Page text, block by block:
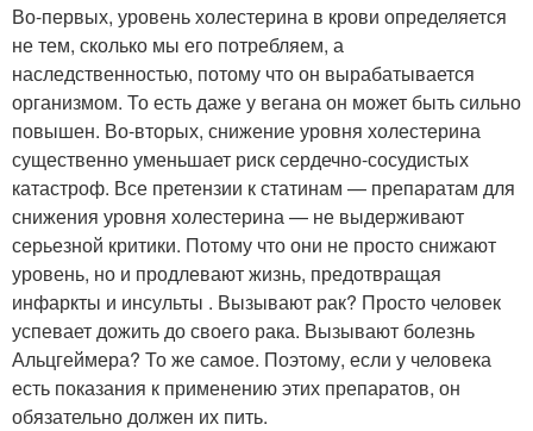
Во-первых, уровень холестерина в крови определяется
не тем, сколько мы его потребляем, а
наследственностью, потому что он вырабатывается
организмом. То есть даже у вегана он может быть сильно
повышен. Во-вторых, снижение уровня холестерина
существенно уменьшает риск сердечно-сосудистых
катастроф. Все претензии к статинам — препаратам для
снижения уровня холестерина — не выдерживают
серьезной критики. Потому что они не просто снижают
уровень, но и продлевают жизнь, предотвращая
инфаркты и инсульты . Вызывают рак? Просто человек
успевает дожить до своего рака. Вызывают болезнь
Альцгеймера? То же самое. Поэтому, если у человека
есть показания к применению этих препаратов, он
обязательно должен их пить.